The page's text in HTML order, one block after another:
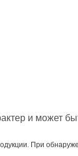
и может
При